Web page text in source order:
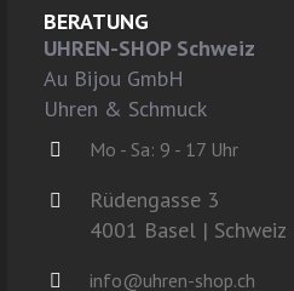
BERATUNG
UHREN-SHOP Schweiz
Au Bijou GmbH
Uhren & Schmuck
Mo - Sa: 9 - 17 Uhr
Rüdengasse 3
4001 Basel | Schweiz
info@uhren-shop.ch